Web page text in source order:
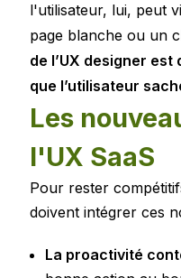
l'utilisateur, lui, peut
page blanche ou un
de l’UX designer
que l’utilisateur
Les
l'UX SaaS
Pour rester
doivent intégrer ces
La proactivité